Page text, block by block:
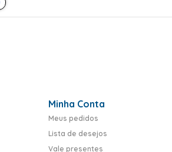
Minha Conta
Meus pedidos
Lista de desejos
Vale presentes